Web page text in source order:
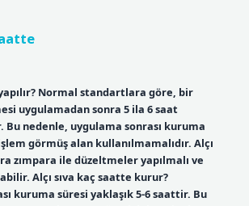
Normal standartlara göre, bir
uygulamadan sonra 5 ila 6 saat
Bu nedenle, uygulama sonrası kuruma
görmüş alan kullanılmamalıdır. Alçı
zımpara ile düzeltmeler yapılmalı ve
Alçı sıva kaç saatte kurur?
kuruma süresi yaklaşık 5-6 saattir. Bu